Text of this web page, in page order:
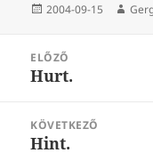
Közzétéve
2004-09-15
navigáció
ELŐZŐ
Korábbi
Hurt.
KÖVETKEZŐ
Következő
Hint.